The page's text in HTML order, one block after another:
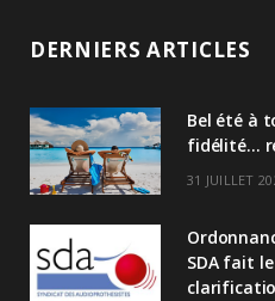
n
DERNIERS ARTICLES
Bel été à
fidélité…
31 JUILLET
SDA fait